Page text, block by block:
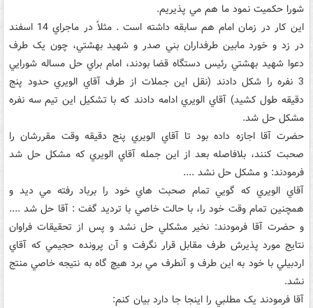
شورا حکميت نمود ما هم مي پذيريم.
اين کار در زمان امام هم سابقه داشته است . مثلاً در ماجراي 14 اسفند
در زد و خورد مابين طرفداران بني صدر و شهيد بهشتي، چون يک طرف
دعوا شهيد بهشتي رئيس دستگاه قضا بودند، امام براي حل مساله شورايي
3 نفره را شکل دادند (نقل اين جملات از طرف آقاي الويري حدود پنج
دقيقه طول کشيد) آقاي الويري ادامه دادند که با تشکيل اين تيم سه نفره
مشکل حل شد.
حضرت آقا اجازه داده بود تا آقاي الويري پنج دقيقه وقت مقررشان را
صحبت کنند، بلافاصله بعد از اين جمله آقاي الويري که مشکل حل شد
فرمودند: و مشکل حل نشد ....
آقاي الويري که گويي تمام صحبت هاي خود را برباد رفته مي ديد و
همچنين تمام وقت خود را، با حالت خاصي با ترديد گفت : آقا حل شد ....
و حضرت آقا فرمودند: نخير مشکلي حل نشد و پس از تحقيقات فراوان
نتايج مورد پذيرش طرف مقابل قرار نگرفت و آن پرونده حجيمي که آقاي
اردبيلي با خود به اين طرف و آنطرف مي برد هيچ گاه به نتيجه خاصي منتج
نشد.
آقا فرمودند يک مطلبي را اينجا جا دارد بيان کنم: